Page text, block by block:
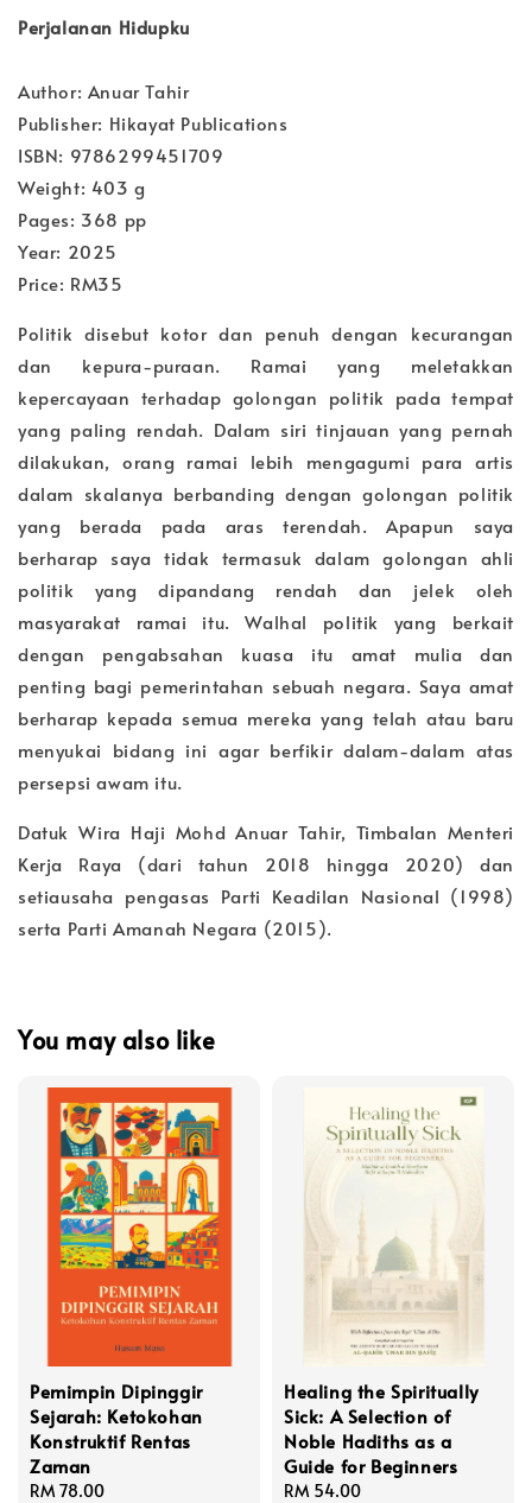
Perjalanan Hidupku
Author: Anuar Tahir
Publisher: Hikayat Publications
ISBN: 9786299451709
Weight: 403 g
Pages: 368 pp
Year: 2025
Price: RM35
Politik disebut kotor dan penuh dengan kecurangan
dan kepura-puraan. Ramai yang meletakkan
kepercayaan terhadap golongan politik pada tempat
yang paling rendah. Dalam siri tinjauan yang pernah
dilakukan, orang ramai lebih mengagumi para artis
dalam skalanya berbanding dengan golongan politik
yang berada pada aras terendah. Apapun saya
berharap saya tidak termasuk dalam golongan ahli
politik yang dipandang rendah dan jelek oleh
masyarakat ramai itu. Walhal politik yang berkait
dengan pengabsahan kuasa itu amat mulia dan
penting bagi pemerintahan sebuah negara. Saya amat
berharap kepada semua mereka yang telah atau baru
menyukai bidang ini agar berfikir dalam-dalam atas
persepsi awam itu.
Datuk Wira Haji Mohd Anuar Tahir, Timbalan Menteri
Kerja Raya (dari tahun 2018 hingga 2020) dan
setiausaha pengasas Parti Keadilan Nasional (1998)
serta Parti Amanah Negara (2015).
You may also like
Pemimpin Dipinggir
Sejarah: Ketokohan
Konstruktif Rentas
Zaman
Regular
RM 78.00
Healing the Spiritually
Sick: A Selection of
Noble Hadiths as a
Guide for Beginners
Regular
RM 54.00